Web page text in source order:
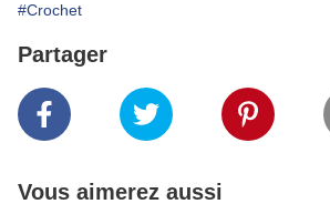
#Crochet
Partager
Vous aimerez aussi